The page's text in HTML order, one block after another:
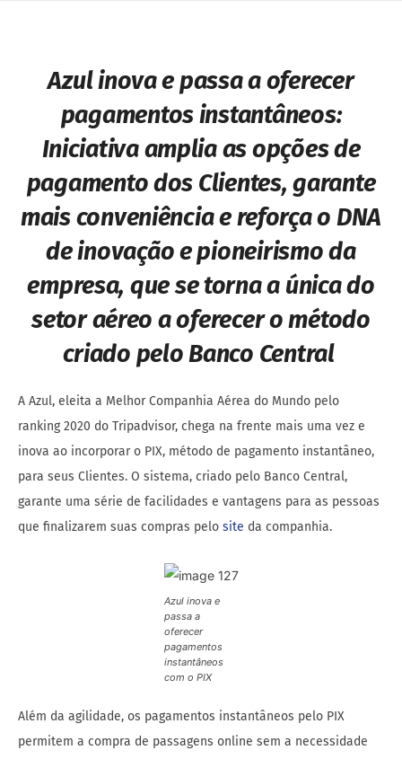
Azul inova e passa a oferecer
pagamentos instantâneos:
Iniciativa amplia as opções de
pagamento dos Clientes, garante
mais conveniência e reforça o DNA
de inovação e pioneirismo da
empresa, que se torna a única do
setor aéreo a oferecer o método
criado pelo Banco Central
A Azul, eleita a Melhor Companhia Aérea do Mundo pelo
ranking 2020 do Tripadvisor, chega na frente mais uma vez e
inova ao incorporar o PIX, método de pagamento instantâneo,
para seus Clientes. O sistema, criado pelo Banco Central,
garante uma série de facilidades e vantagens para as pessoas
que finalizarem suas compras pelo site da companhia.
Azul inova e
passa a
oferecer
pagamentos
instantâneos
com o PIX
Além da agilidade, os pagamentos instantâneos pelo PIX
permitem a compra de passagens online sem a necessidade